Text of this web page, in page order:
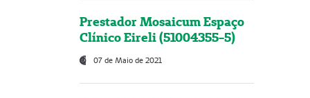
Prestador Mosaicum Espaço
Clínico Eireli (51004355-5)
07 de Maio de 2021